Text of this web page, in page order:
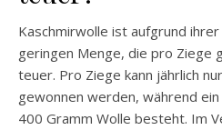
Kaschmirwolle ist aufgrund ihrer
geringen Menge, die pro Ziege
teuer. Pro Ziege kann jährlich
gewonnen werden, während
400 Gramm Wolle besteht. Im